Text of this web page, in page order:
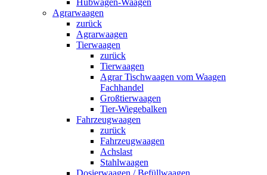
Hubwagen-Waagen
Agrarwaagen
zurück
Agrarwaagen
Tierwaagen
zurück
Tierwaagen
Agrar Tischwaagen vom Waagen
Fachhandel
Großtierwaagen
Tier-Wiegebalken
Fahrzeugwaagen
zurück
Fahrzeugwaagen
Achslast
Stahlwaagen
Dosierwaagen / Befüllwaagen